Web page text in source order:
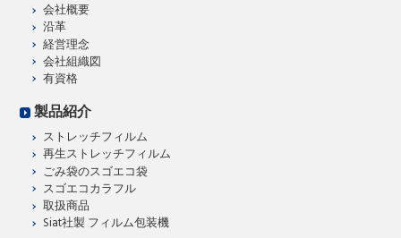
会社概要
沿革
経営理念
会社組織図
有資格
製品紹介
ストレッチフィルム
再生ストレッチフィルム
ごみ袋のスゴエコ袋
スゴエコカラフル
取扱商品
Siat社製 フィルム包装機